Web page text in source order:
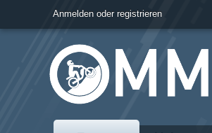
Anmelden oder registrieren